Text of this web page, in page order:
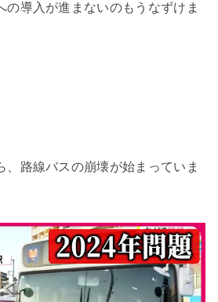
の導入が進まないのもうなずけま
、路線バスの崩壊が始まっていま